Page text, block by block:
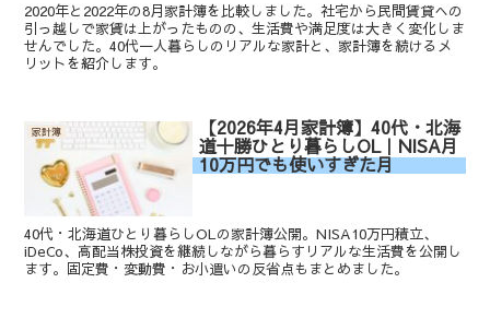
2020年と2022年の8月家計簿を比較しました。社宅から民間賃貸への
引っ越しで家賃は上がったものの、生活費や満足度は大きく変化しま
せんでした。40代一人暮らしのリアルな家計と、家計簿を続けるメ
リットを紹介します。
家計簿 【2026年4月家計簿】40代・北海
道十勝ひとり暮らしOL｜NISA月
10万円でも使いすぎた月
40代・北海道ひとり暮らしOLの家計簿公開。NISA10万円積立、
iDeCo、高配当株投資を継続しながら暮らすリアルな生活費を公開し
ます。固定費・変動費・お小遣いの反省点もまとめました。